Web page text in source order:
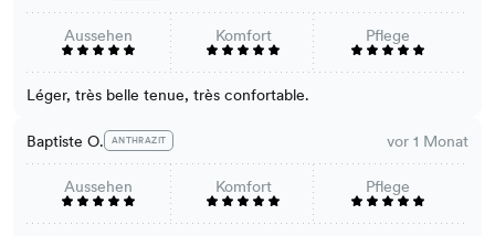
Aussehen Komfort Pflege
Léger, très belle tenue, très confortable.
Baptiste O. ANTHRAZIT vor 1 Monat
Aussehen Komfort Pflege